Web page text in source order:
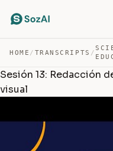
HOME / TRANSCRIPTS /
Sesión 13: Redacción
visual